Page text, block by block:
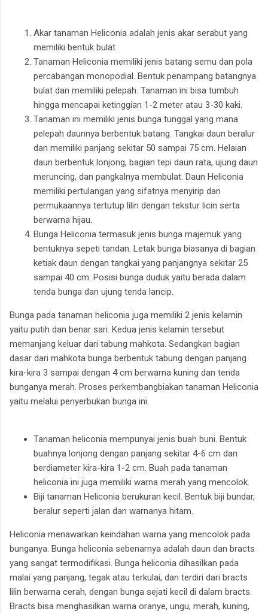
Akar tanaman Heliconia adalah jenis akar serabut yang
memiliki bentuk bulat
Tanaman Heliconia memiliki jenis batang semu dan pola
percabangan monopodial. Bentuk penampang batangnya
bulat dan memiliki pelepah. Tanaman ini bisa tumbuh
hingga mencapai ketinggian 1-2 meter atau 3-30 kaki.
Tanaman ini memiliki jenis bunga tunggal yang mana
pelepah daunnya berbentuk batang. Tangkai daun beralur
dan memiliki panjang sekitar 50 sampai 75 cm. Helaian
daun berbentuk lonjong, bagian tepi daun rata, ujung daun
meruncing, dan pangkalnya membulat. Daun Heliconia
memiliki pertulangan yang sifatnya menyirip dan
permukaannya tertutup lilin dengan tekstur licin serta
berwarna hijau.
Bunga Heliconia termasuk jenis bunga majemuk yang
bentuknya sepeti tandan. Letak bunga biasanya di bagian
ketiak daun dengan tangkai yang panjangnya sekitar 25
sampai 40 cm. Posisi bunga duduk yaitu berada dalam
tenda bunga dan ujung tenda lancip.
Bunga pada tanaman heliconia juga memiliki 2 jenis kelamin
yaitu putih dan benar sari. Kedua jenis kelamin tersebut
memanjang keluar dari tabung mahkota. Sedangkan bagian
dasar dari mahkota bunga berbentuk tabung dengan panjang
kira-kira 3 sampai dengan 4 cm berwarna kuning dan tenda
bunganya merah. Proses perkembangbiakan tanaman Heliconia
yaitu melalui penyerbukan bunga ini.
Tanaman heliconia mempunyai jenis buah buni. Bentuk
buahnya lonjong dengan panjang sekitar 4-6 cm dan
berdiameter kira-kira 1-2 cm. Buah pada tanaman
heliconia ini juga memiliki warna merah yang mencolok.
Biji tanaman Heliconia berukuran kecil. Bentuk biji bundar,
beralur seperti jalan dan warnanya hitam.
Heliconia menawarkan keindahan warna yang mencolok pada
bunganya. Bunga heliconia sebenarnya adalah daun dan bracts
yang sangat termodifikasi. Bunga heliconia dihasilkan pada
malai yang panjang, tegak atau terkulai, dan terdiri dari bracts
lilin berwarna cerah, dengan bunga sejati kecil di dalam bracts.
Bracts bisa menghasilkan warna oranye, ungu, merah, kuning,